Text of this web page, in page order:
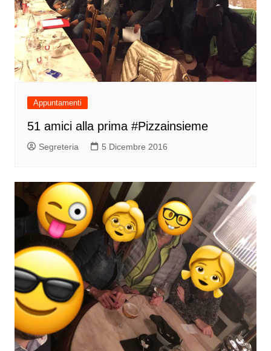
Appuntamenti
51 amici alla prima #Pizzainsieme
Segreteria 5 Dicembre 2016